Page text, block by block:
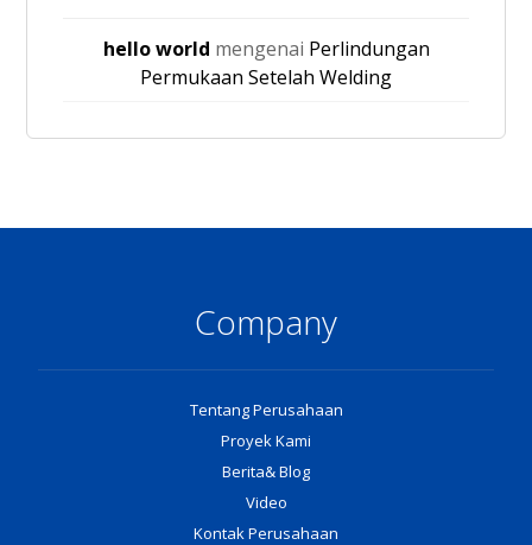
hello world mengenai Perlindungan
Permukaan Setelah Welding
Company
Tentang Perusahaan
Proyek Kami
Berita& Blog
Video
Kontak Perusahaan